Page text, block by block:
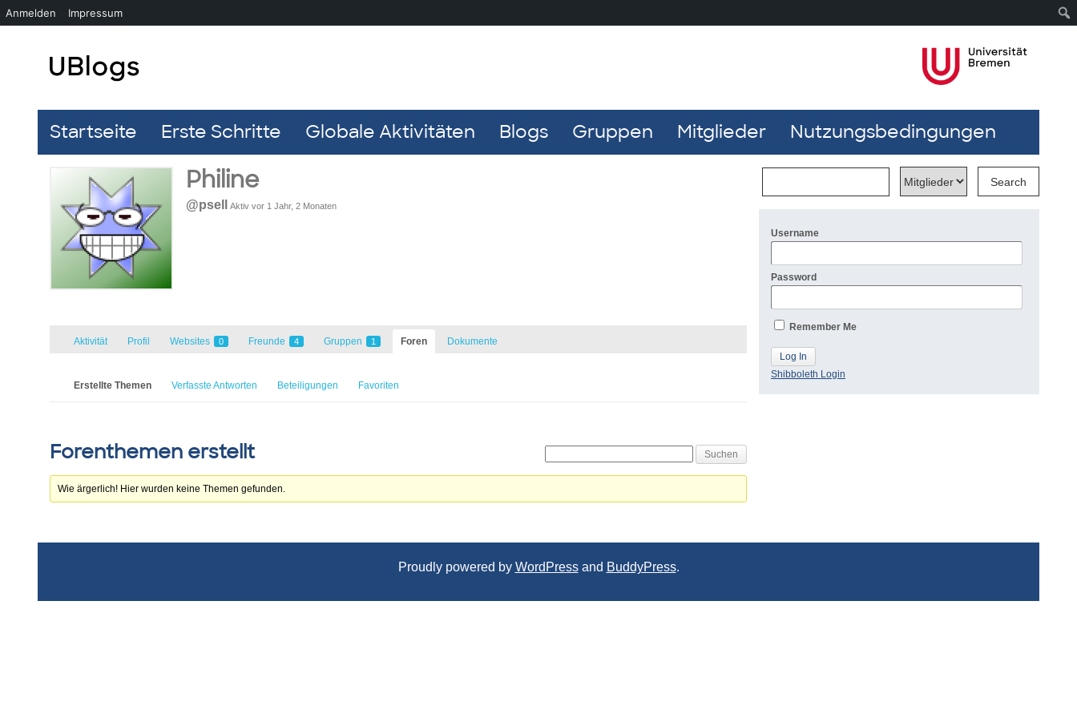
Startseite Erste Schritte Globale Aktivitäten Blogs Gruppen Mitglieder Nutzungsbedingungen
Philine
@psell Aktiv vor 1 Jahr, 2 Monaten
Aktivität Profil Websites 0 Freunde 4 Gruppen 1 Foren Dokumente
Erstellte Themen Verfasste Antworten Beteiligungen Favoriten
Forenthemen erstellt
Wie ärgerlich! Hier wurden keine Themen gefunden.
Username
Password
Remember Me
Shibboleth Login
Proudly powered by WordPressand BuddyPress.
Anmelden Impressum